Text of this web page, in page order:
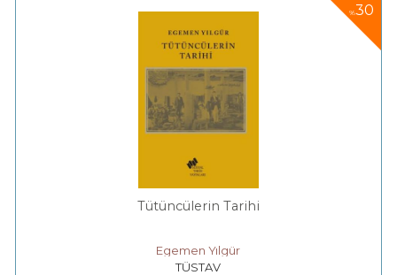
%30
Tütüncülerin Tarihi
Egemen Yılgür
TÜSTAV